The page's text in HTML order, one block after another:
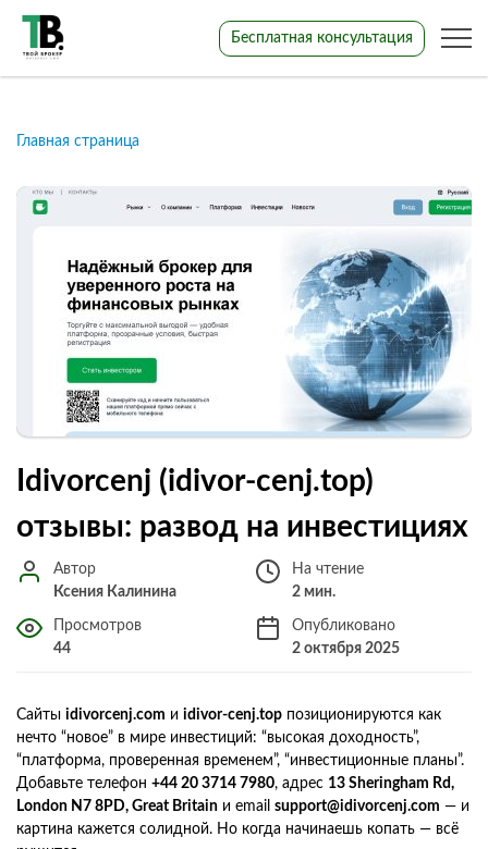
Бесплатная консультация
Главная страница
Idivorcenj (idivor-cenj.top)
отзывы: развод на инвестициях
Автор
Ксения Калинина
На чтение
2 мин.
Просмотров
44
Опубликовано
2 октября 2025
Сайты idivorcenj.com и idivor-cenj.top позиционируются как
нечто “новое” в мире инвестиций: “высокая доходность”,
“платформа, проверенная временем”, “инвестиционные планы”.
Добавьте телефон +44 20 3714 7980, адрес 13 Sheringham Rd,
London N7 8PD, Great Britain и email support@idivorcenj.com — и
картина кажется солидной. Но когда начинаешь копать — всё